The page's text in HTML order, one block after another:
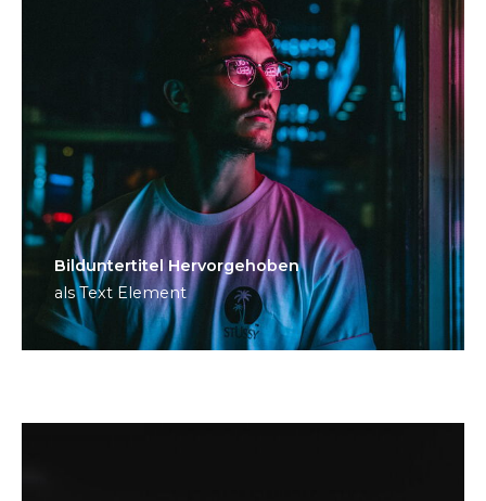
Bild­unter­titel Hervorgehoben
als Text Element